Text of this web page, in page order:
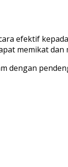
efektif
memikat dan
dengan